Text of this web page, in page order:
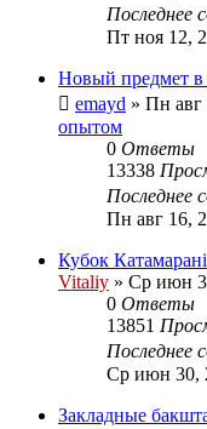
Последнее
Пт ноя 12,
Новый предмет
emayd » Пн авг
опытом
0 Ответы
13338
Последнее
Пн авг 16,
Кубок
Vitaliy » Ср июн
0 Ответы
13851
Последнее
Ср июн 30,
Закладные